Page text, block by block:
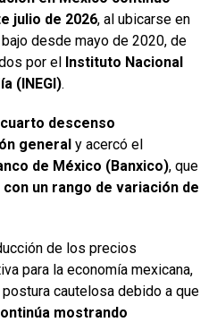
julio de 2026, al ubicarse en
desde mayo de 2020, de
por el Instituto Nacional
(INEGI).
cuarto descenso
general y acercó el
de México (Banxico), que
con un rango de variación de
de los precios
para la economía mexicana,
cautelosa debido a que
mostrando